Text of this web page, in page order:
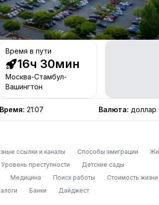
Время в пути
16ч 30мин
Москва-Стамбул-
Вашингтон
Время: 21:07 Валюта:
ссылки и каналы Способы эмиграции
Уровень преступности
Детские сады
Медицина Поиск работы
Стоимость жизни
Банки Дайджест